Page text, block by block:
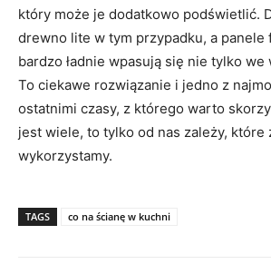
który może je dodatkowo podświetlić.
drewno lite w tym przypadku, a
bardzo ładnie wpasują się nie tylko
To ciekawe rozwiązanie i jedno z
ostatnimi czasy, z którego warto
jest wiele, to tylko od nas zależy, które
wykorzystamy.
TAGS co na ścianę w kuchni